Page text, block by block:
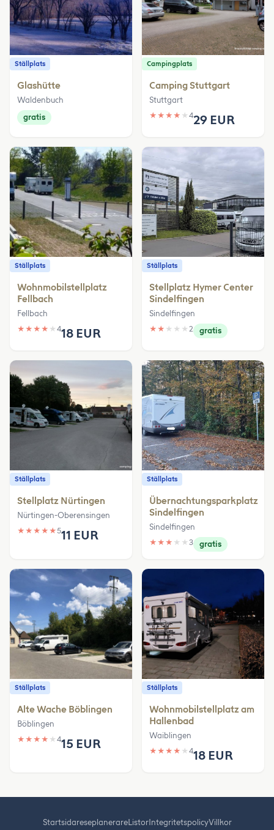
Ställplats
Glashütte
Waldenbuch
gratis
Campingplats
Camping Stuttgart
Stuttgart
★ ★ ★ ★ ★ 429 EUR
Ställplats
Wohnmobilstellplatz
Fellbach
Fellbach
★ ★ ★ ★ ★ 418 EUR
Ställplats
Stellplatz Hymer Center
Sindelfingen
Sindelfingen
★ ★ ★ ★ ★ 2 gratis
Ställplats
Stellplatz Nürtingen
Nürtingen-Oberensingen
★ ★ ★ ★ ★511 EUR
Ställplats
Übernachtungsparkplatz
Sindelfingen
Sindelfingen
★ ★ ★ ★ ★ 3 gratis
Ställplats
Alte Wache Böblingen
Böblingen
★ ★ ★ ★ ★ 415 EUR
Ställplats
Wohnmobilstellplatz am
Hallenbad
Waiblingen
★ ★ ★ ★ ★ 418 EUR
StartsidareseplanerareListorIntegritetspolicyVillkor